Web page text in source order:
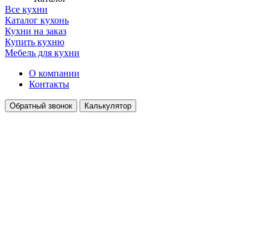
Все кухни
Каталог кухонь
Кухни на заказ
Купить кухню
Мебель для кухни
О компании
Контакты
Обратный звонок Калькулятор